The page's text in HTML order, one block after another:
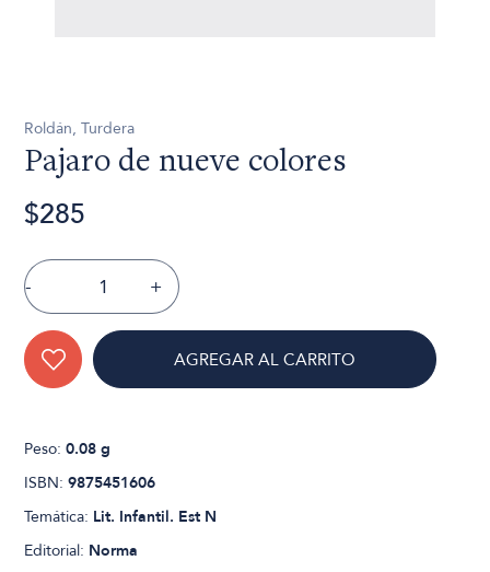
Roldán, Turdera
Pajaro de nueve colores
$285
- +
AGREGAR AL CARRITO
Peso:0.08 g
ISBN:9875451606
Temática: Lit. Infantil. Est N
Editorial: Norma